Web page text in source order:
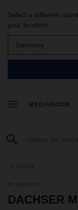
Select a different
your location!
Germany
MEDIAROOM
Zurück
03.04.2019
DACHSER